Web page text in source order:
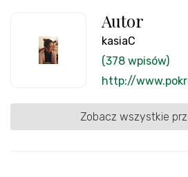
Autor
kasiaC
(378 wpisów)
http://
Zobacz wszystkie